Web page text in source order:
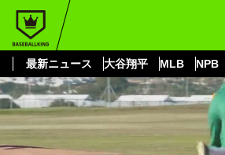
最新ニュース 大谷翔平 MLB NPB